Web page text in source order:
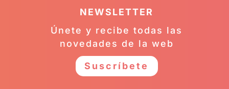
NEWSLETTER
Únete y recibe todas las
novedades de la web
Suscríbete